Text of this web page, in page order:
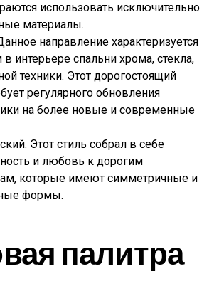
использовать исключительно
материалы.
направление характеризуется
интерьере спальни хрома, стекла,
техники. Этот дорогостоящий
регулярного обновления
на более новые и современные
Этот стиль собрал в себе
и любовь к дорогим
которые имеют симметричные и
формы.
палитра